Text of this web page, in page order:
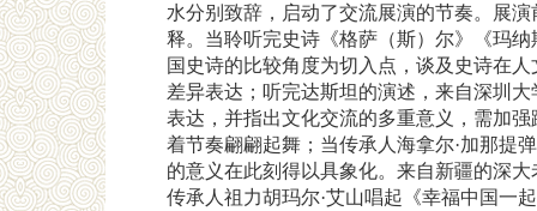
水分别致辞，启动了交流展演的节奏。展
释。当聆听完史诗《格萨（斯）尔》《玛
国史诗的比较角度为切入点，谈及史诗在
差异表达；听完达斯坦的演述，来自深圳
表达，并指出文化交流的多重意义，需加
着节奏翩翩起舞；当传承人海拿尔·加那提
的意义在此刻得以具象化。来自新疆的深
传承人祖力胡玛尔·艾山唱起《幸福中国一